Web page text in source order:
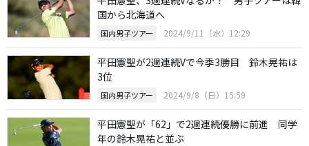
国から北海道へ
国内男子ツアー 2024/9/11（水）12:29
平田憲聖が2週連続Vで今季3勝目 鈴木晃祐は
3位
国内男子ツアー 2024/9/8（日）15:59
平田憲聖が「62」で2週連続優勝に前進 同学
年の鈴木晃祐と並ぶ